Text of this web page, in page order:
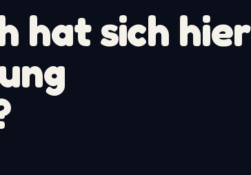
hat sich hier